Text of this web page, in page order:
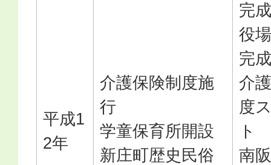
平成1
2年
介護保険制度施
行
学童保育所開設
新庄町歴史民俗
完成
役
完成
介
度
ト
南